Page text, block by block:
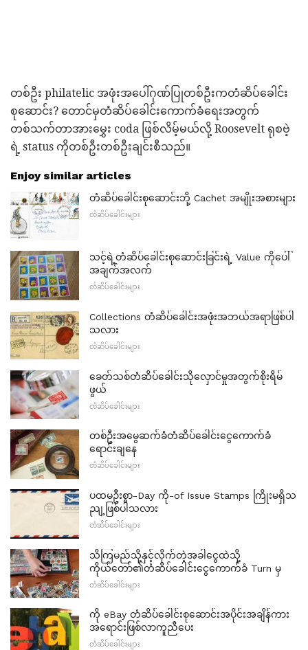
တစ်ဦး philatelic အဖုံးအပေါ်ဂုဏ်ပြုတစ်ဦးကတံဆိပ်ခေါင်း
စုဆောင်း? တောင်မှတံဆိပ်ခေါင်းကောက်ခံရေးအတွက်
တစ်သက်တာအားမွှေး coda ဖြစ်လိမ့်မယ်လို့ Roosevelt ရုစဗဲ့
ရဲ့ status ကိုတစ်ဦးတစ်ဦးချင်းစီသည်။
Enjoy similar articles
တံဆိပ်ခေါင်းစုဆောင်းဘို့ Cachet အမျိုးအစားများ
တံဆိပ်ခေါင်းများ
သင့်ရဲ့တံဆိပ်ခေါင်းစုဆောင်းခြင်းရဲ့ Value ကိုပေါ်
အချက်အလက်
တံဆိပ်ခေါင်းများ
Collections တံဆိပ်ခေါင်းအဖုံးအဘယ်အရာဖြစ်ပါ
သလား
တံဆိပ်ခေါင်းများ
ခေတ်သစ်တံဆိပ်ခေါင်းသိုလှောင်မှုအတွက်စိုးရိမ်
ဖွယ်
တံဆိပ်ခေါင်းများ
တစ်ဦးအမွေဆက်ခံတံဆိပ်ခေါင်းငွေကောက်ခံ
ရောင်းချနေ
တံဆိပ်ခေါင်းများ
ပထမဦးစွာ-Day ကို-of Issue Stamps ကြိုးမရှိသ
ညျ့ဖြစ်ပါသလား
တံဆိပ်ခေါင်းများ
သိကြမည်သို့နှင့်လိုက်တဲ့အခါငွေထဲသို့
ကိုယ်တော်၏တံဆိပ်ခေါင်းငွေကောက်ခံ Turn မှ
တံဆိပ်ခေါင်းများ
ကို eBay တံဆိပ်ခေါင်းစုဆောင်းအပိုင်းအချိန်ကား
အရောင်းဖြစ်လာကူညီပေး
တံဆိပ်ခေါင်းများ